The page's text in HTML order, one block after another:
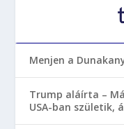
Menjen a
Trump aláírta –
USA-ban születik,